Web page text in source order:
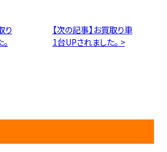
り
【次の記事】お買取り車
1台UPされました。 >